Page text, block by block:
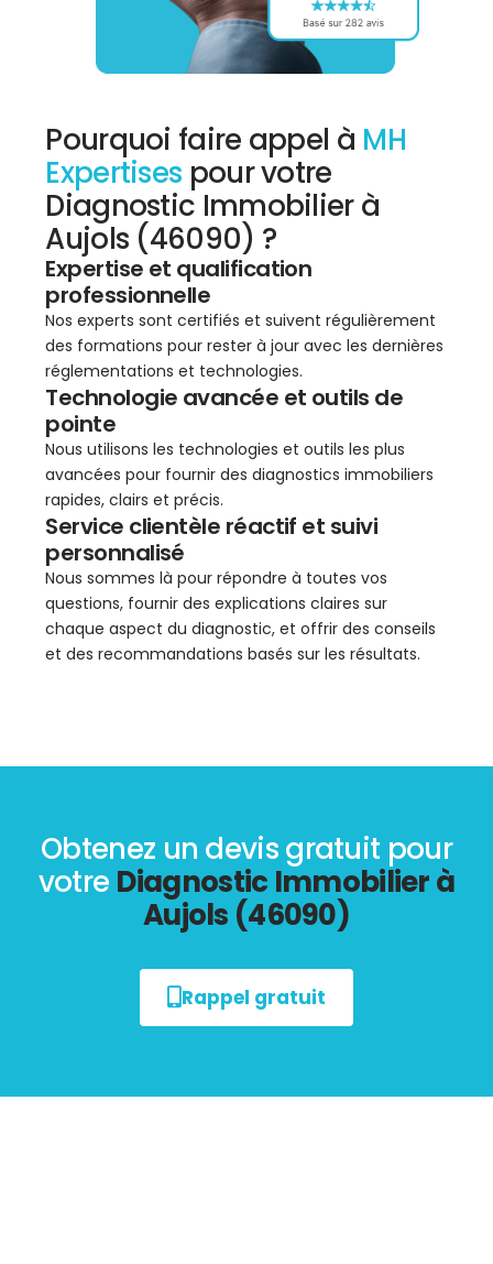
Pourquoi faire appel à MH
Expertises pour votre
Diagnostic Immobilier à
Aujols (46090) ?
Expertise et qualification
professionnelle
Nos experts sont certifiés et suivent régulièrement
des formations pour rester à jour avec les dernières
réglementations et technologies.
Technologie avancée et outils de
pointe
Nous utilisons les technologies et outils les plus
avancées pour fournir des diagnostics immobiliers
rapides, clairs et précis.
Service clientèle réactif et suivi
personnalisé
Nous sommes là pour répondre à toutes vos
questions, fournir des explications claires sur
chaque aspect du diagnostic, et offrir des conseils
et des recommandations basés sur les résultats.
Obtenez un devis gratuit pour
votre Diagnostic Immobilier à
Aujols (46090)
Rappel gratuit